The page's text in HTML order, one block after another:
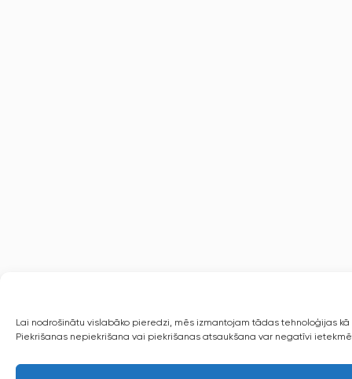
Lai nodrošinātu vislabāko pieredzi, mēs izmantojam tādas tehnoloģijas
Piekrišanas nepiekrišana vai piekrišanas atsaukšana var negatīvi